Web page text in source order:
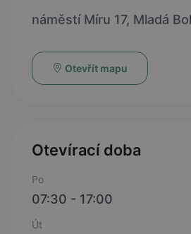
náměstí Míru 17, Mladá
Otevřít mapu
Otevírací doba
Po
07:30 - 17:00
Út